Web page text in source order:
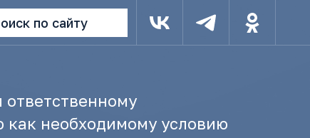
по сайту
необходимому условию